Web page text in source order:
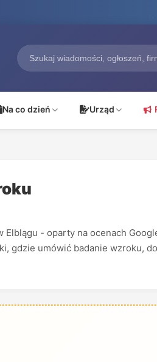
Na co dzień Urząd
- oparty na ocenach
gdzie umówić badanie wzroku,